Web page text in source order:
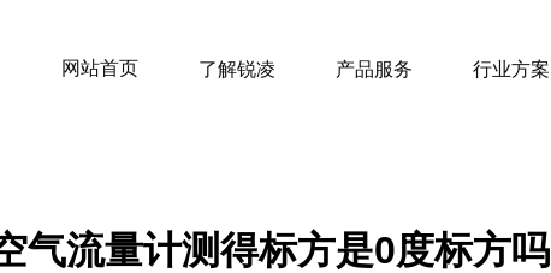
网站首页 了解锐凌 产品服务 行业方案
气流量计测得标方是0度标方吗